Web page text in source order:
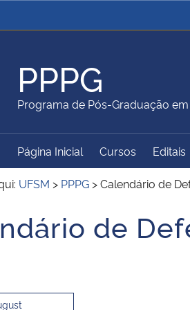
Ministério da Justiça e
Agricultura,
Ministério da Educação
Ambiente Ministério do Turismo
Governo
Gabinete de Segurança
PPPG
Programa de Pós-Graduação
Menu Principal do Sítio
Página Inicial Cursos Editais
UFSM > PPPG >Calendário de
de